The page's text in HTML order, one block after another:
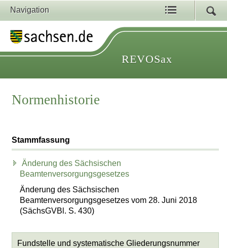
Navigation
REVOSax
Normenhistorie
Stammfassung
Änderung des Sächsischen
Beamtenversorgungsgesetzes
Änderung des Sächsischen
Beamtenversorgungsgesetzes vom 28. Juni 2018
(SächsGVBl. S. 430)
Fundstelle und systematische Gliederungsnummer